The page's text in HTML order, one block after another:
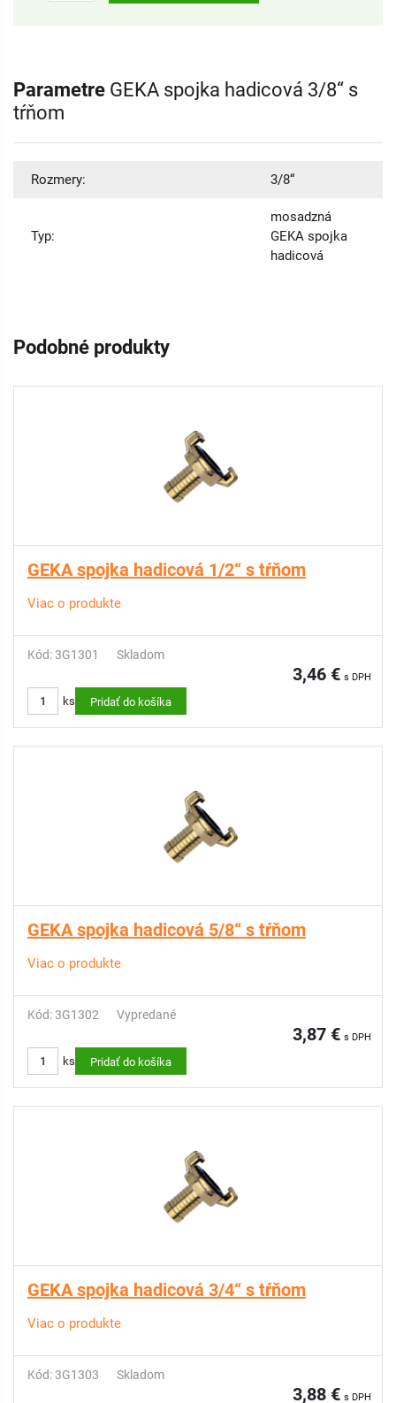
Parametre GEKA spojka hadicová 3/8“ s
tŕňom
Rozmery: 3/8“
Typ:
mosadzná
GEKA spojka
hadicová
Podobné produkty
GEKA spojka hadicová 1/2“ s tŕňom
Viac o produkte
Kód: 3G1301 Skladom
3,46 € s DPH
ks Pridať do košíka
GEKA spojka hadicová 5/8“ s tŕňom
Viac o produkte
Kód: 3G1302 Vypredané
3,87 € s DPH
ks Pridať do košíka
GEKA spojka hadicová 3/4“ s tŕňom
Viac o produkte
Kód: 3G1303 Skladom
3,88 € s DPH